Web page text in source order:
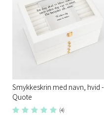
Smykkeskrin med navn, hvid -
Quote
(4)